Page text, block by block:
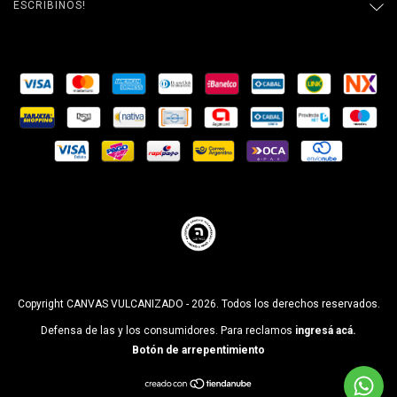
ESCRIBINOS!
Copyright CANVAS VULCANIZADO - 2026. Todos los derechos reservados.
Defensa de las y los consumidores. Para reclamos ingresá acá.
Botón de arrepentimiento